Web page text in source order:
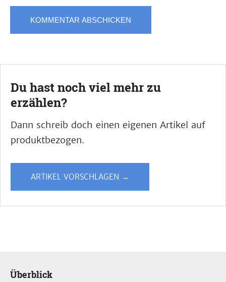
Du hast noch viel mehr zu
erzählen?
Dann schreib doch einen eigenen Artikel auf
produktbezogen.
ARTIKEL VORSCHLAGEN →
Überblick